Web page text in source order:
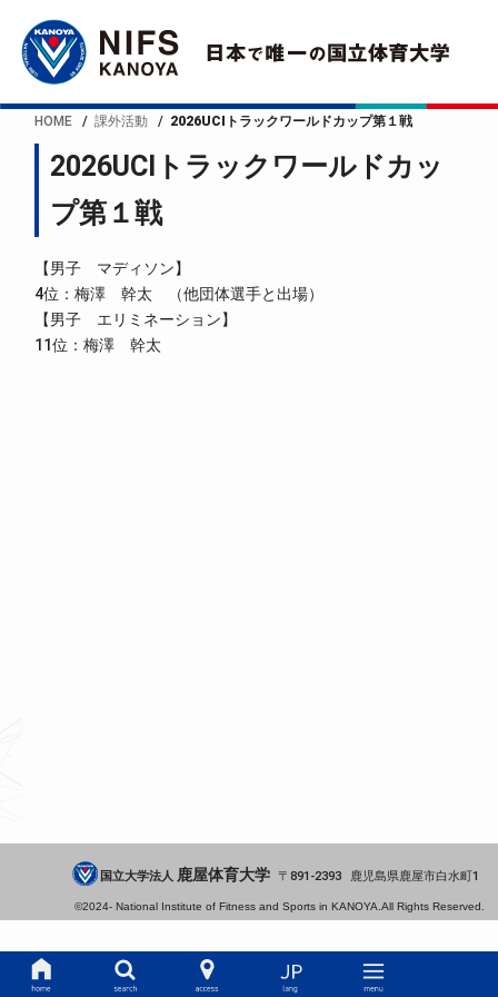
HOME 課外活動 2026UCIトラックワールドカップ第１戦
2026UCIトラックワールドカッ
プ第１戦
【男子 マディソン】
4位：梅澤 幹太 （他団体選手と出場）
【男子 エリミネーション】
11位：梅澤 幹太
国立大学法人 鹿屋体育大学 891-2393 鹿児島県鹿屋市白水町1
©2024- National Institute of Fitness and Sports in KANOYA.All Rights Reserved.